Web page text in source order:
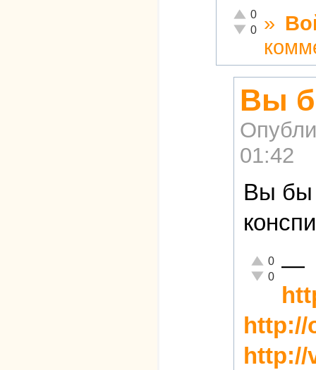
Отлично!
0
Неадекватно!
0 »
Вы
01:42
Вы бы
Отлично!
0
Неадекватно!
0 —
http://
http://